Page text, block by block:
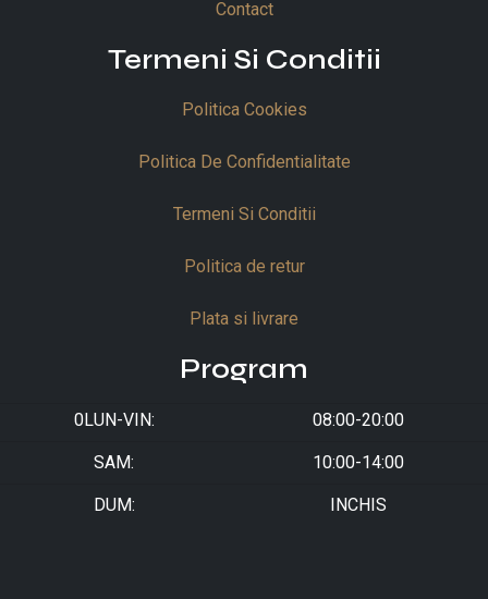
Contact
Termeni Si Conditii
Politica Cookies
Politica De Confidentialitate
Termeni Si Conditii
Politica de retur
Plata si livrare
Program
0LUN-VIN: 08:00-20:00
SAM: 10:00-14:00
DUM: INCHIS